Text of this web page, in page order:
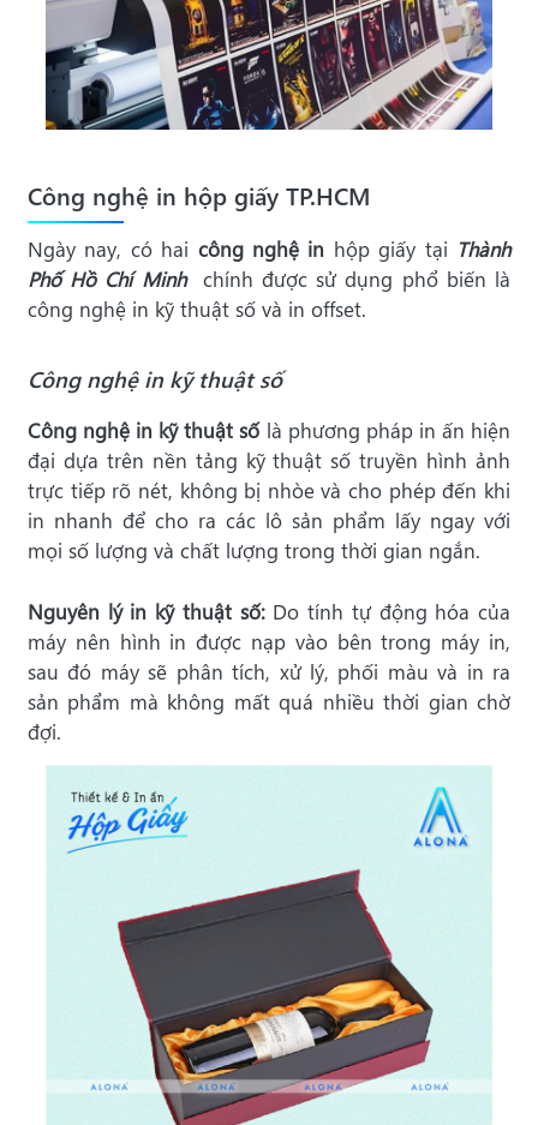
Công nghệ in hộp giấy TP.HCM
Ngày nay, có hai công nghệ in hộp giấy tại Thành
Phố Hồ Chí Minhchính được sử dụng phổ biến là
công nghệ in kỹ thuật số và in offset.
Công nghệ in kỹ thuật số
Công nghệ in kỹ thuật sốlà phương pháp in ấn hiện
đại dựa trên nền tảng kỹ thuật số truyền hình ảnh
trực tiếp rõ nét, không bị nhòe và cho phép đến khi
in nhanh để cho ra các lô sản phẩm lấy ngay với
mọi số lượng và chất lượng trong thời gian ngắn.
Nguyên lý in kỹ thuật số:Do tính tự động hóa của
máy nên hình in được nạp vào bên trong máy in,
sau đó máy sẽ phân tích, xử lý, phối màu và in ra
sản phẩm mà không mất quá nhiều thời gian chờ
đợi.